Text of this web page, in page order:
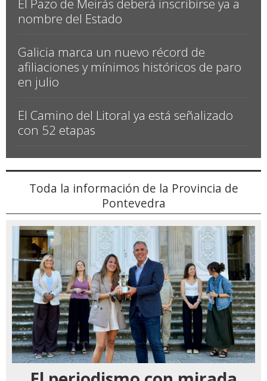
El Bono Concilia se podrá solicitar desde la
primera semana de septiembre
La Xunta destina 500.000 euros a los gallegos
damnificados por los terremotos de Venezuela